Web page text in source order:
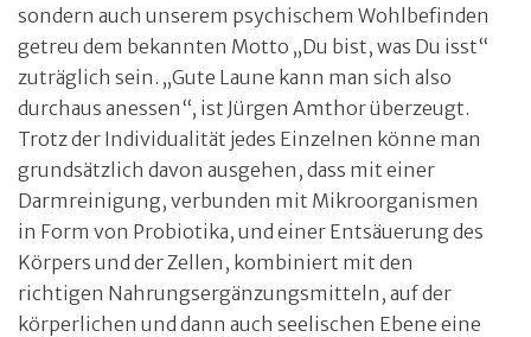
sondern auch unserem psychischem Wohlbefinden
getreu dem bekannten Motto „Du bist, was Du isst“
zuträglich sein. „Gute Laune kann man sich also
durchaus anessen“, ist Jürgen Amthor überzeugt.
Trotz der Individualität jedes Einzelnen könne man
grundsätzlich davon ausgehen, dass mit einer
Darmreinigung, verbunden mit Mikroorganismen
in Form von Probiotika, und einer Entsäuerung des
Körpers und der Zellen, kombiniert mit den
richtigen Nahrungsergänzungsmitteln, auf der
körperlichen und dann auch seelischen Ebene eine